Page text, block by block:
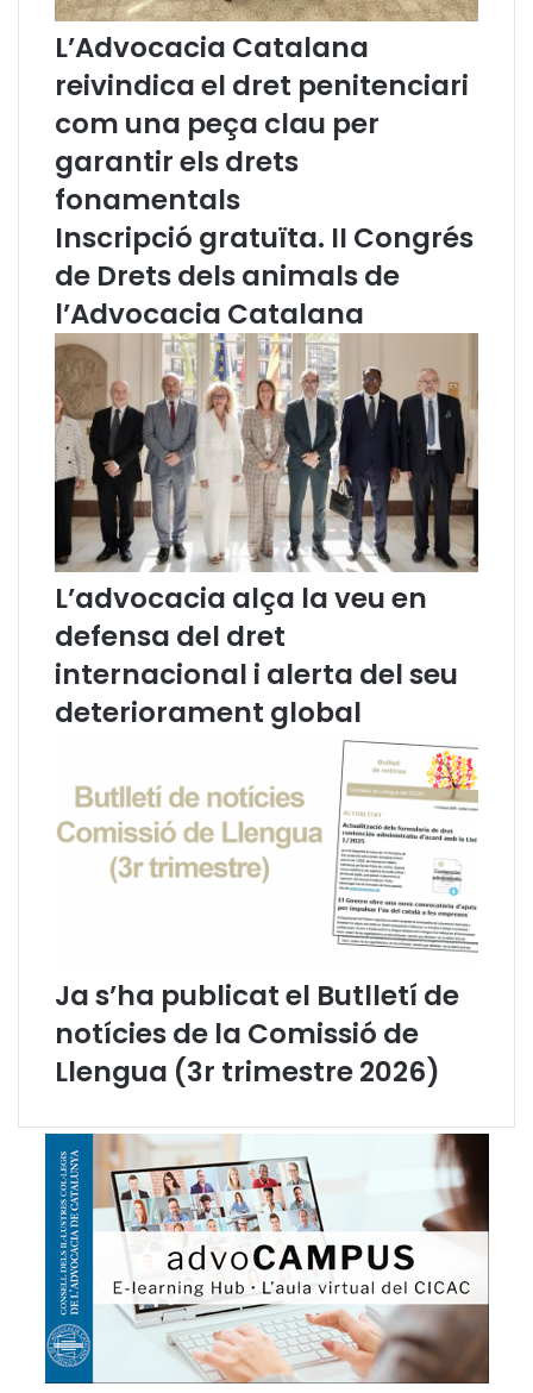
e
m
a
a
u
n
l
l
e
d
e
s
e
o
n
a
o
p
o
r
t
L’Advocacia Catalana
reivindica el dret penitenciari
com una peça clau per
garantir els drets
fonamentals
Inscripció gratuïta. II Congrés
de Drets dels animals de
l’Advocacia Catalana
L’advocacia alça la veu en
defensa del dret
internacional i alerta del seu
deteriorament global
Ja s’ha publicat el Butlletí de
notícies de la Comissió de
Llengua (3r trimestre 2026)